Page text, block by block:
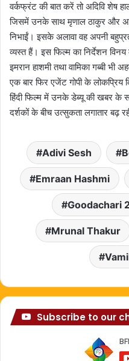
वर्कफ्रंट की बात करें तो अदिवि शेष
जिसमें उनके साथ मृणाल ठाकुर और
निभाईं। इसके अलावा वह अपनी
व्यस्त हैं। इस फिल्म का निर्देशन
इमरान हाशमी तथा वामिका गब्बी भी
एक बार फिर एजेंट गोपी के लोकप्रिय
हिंदी फिल्म में उनके डेब्यू की खबर के
दर्शकों के बीच उत्सुकता लगातार बढ़
Adivi Sesh
Emraan Hashmi
Goodachari
Mrunal Thakur
Subscribe to our